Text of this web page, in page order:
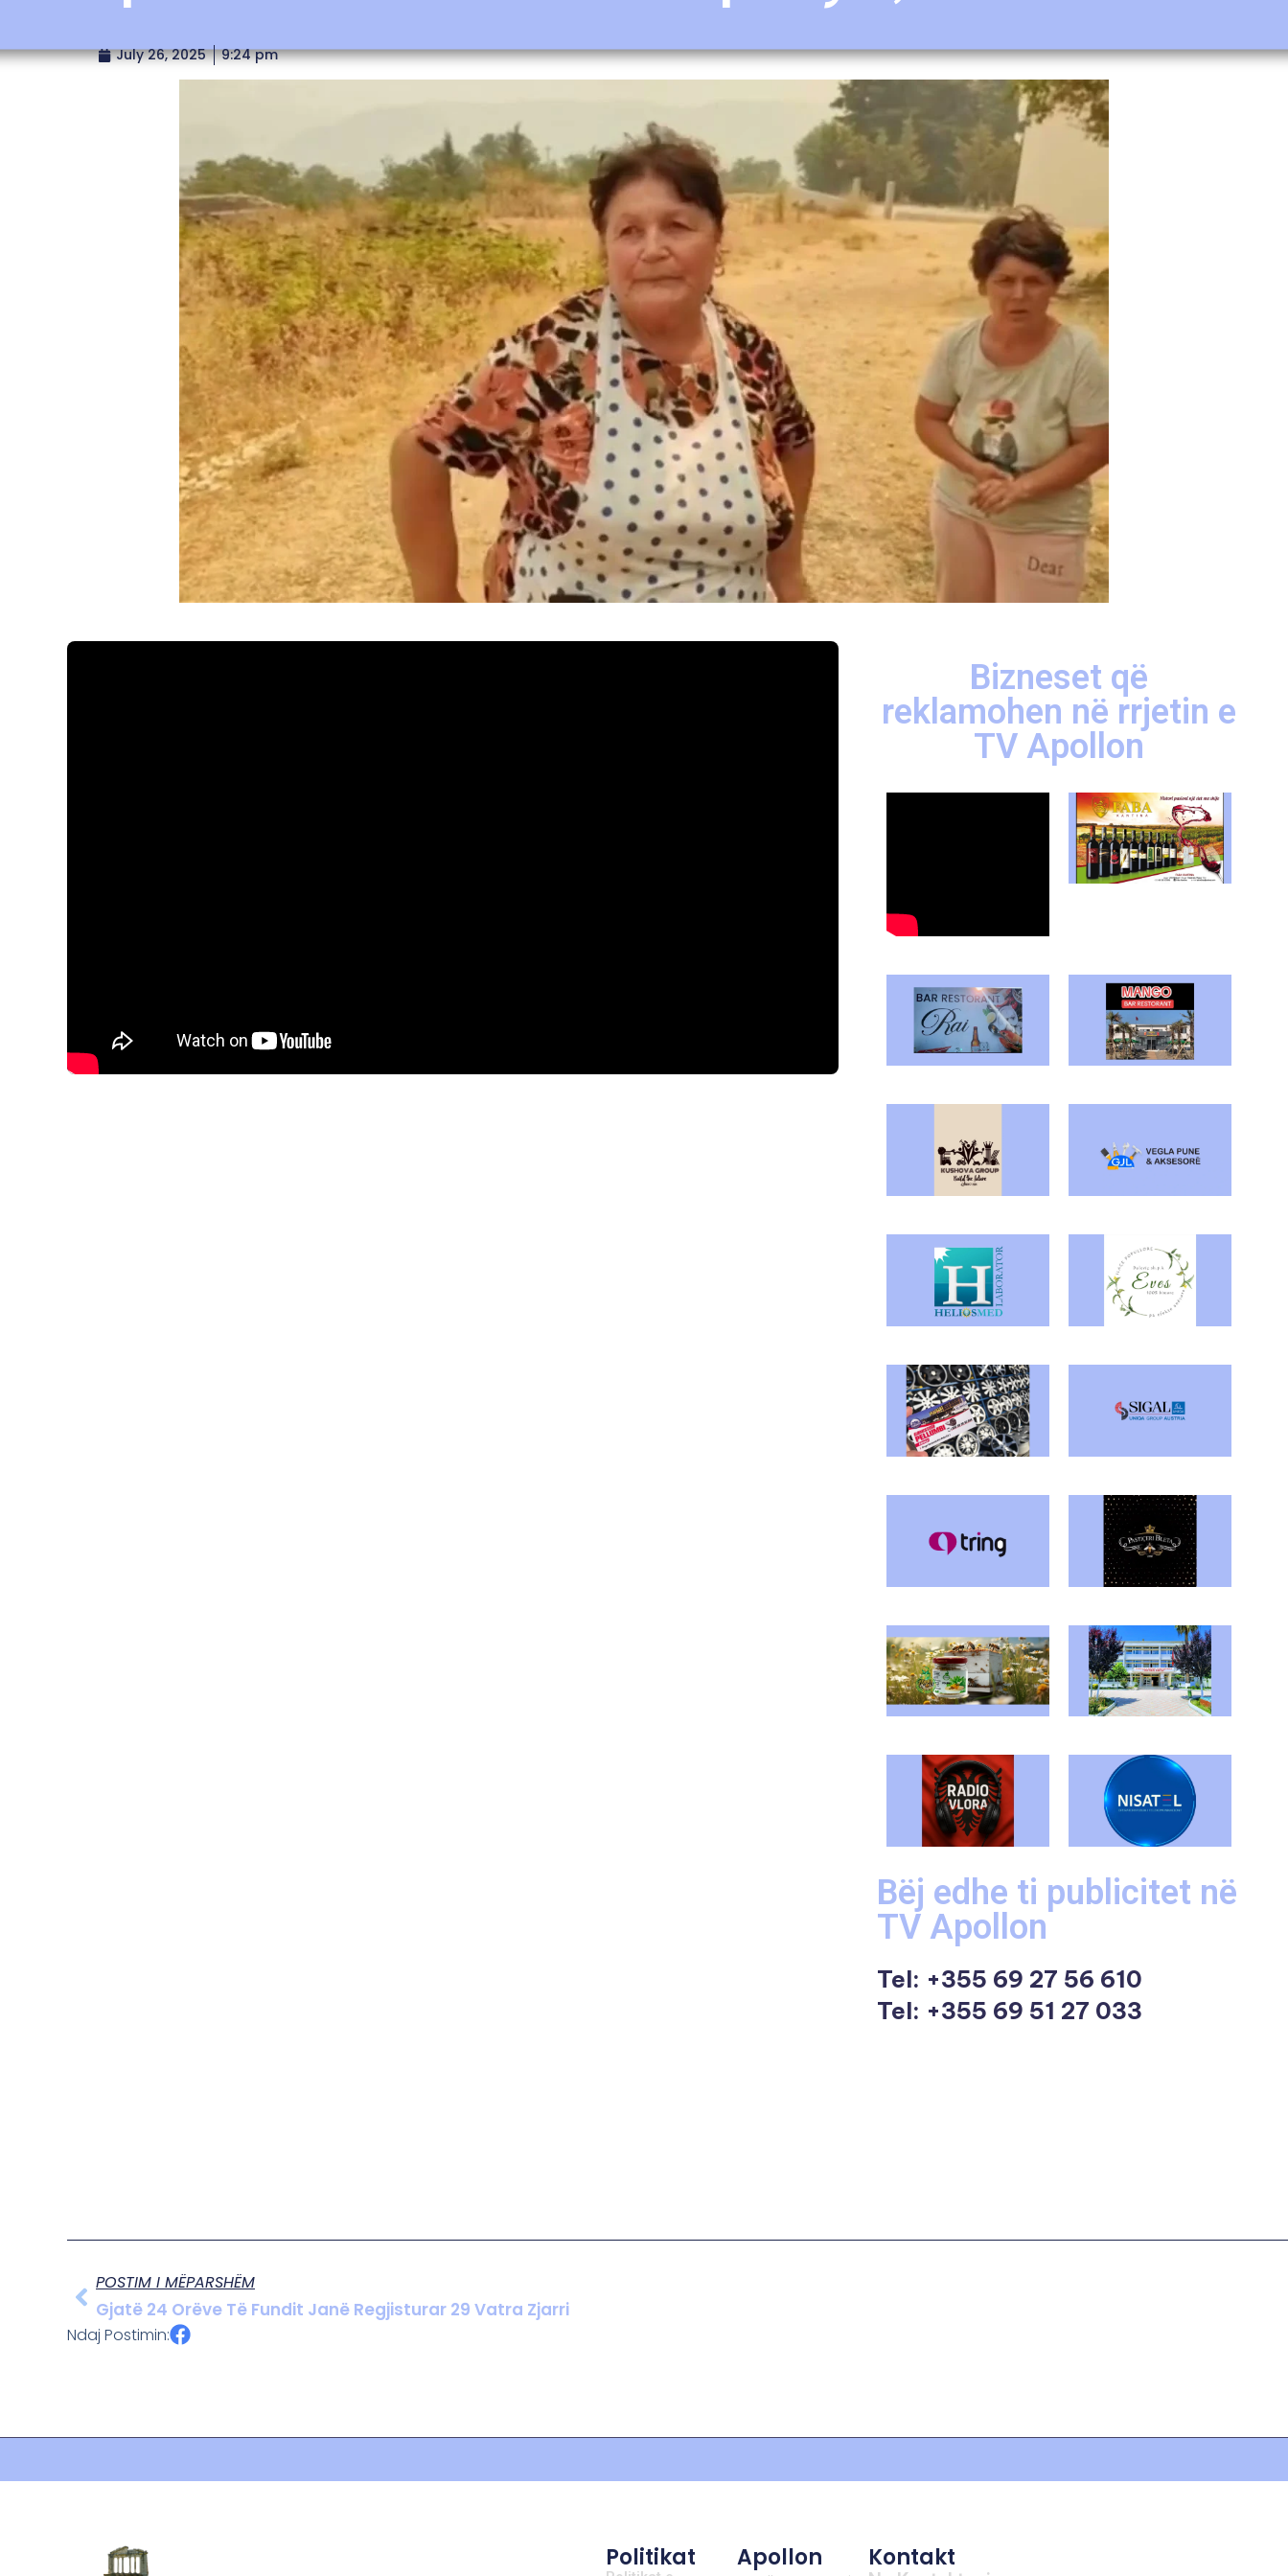
July 26, 2025 9:24 pm
Bizneset që
reklamohen në rrjetin e
TV Apollon
Bëj edhe ti publicitet në
TV Apollon
Tel: +355 69 27 56 610
Tel: +355 69 51 27 033
POSTIM I MËPARSHËM
Gjatë 24 Orëve Të Fundit Janë Regjisturar 29 Vatra Zjarri
Ndaj Postimin:
Politikat Apollon Kontakt